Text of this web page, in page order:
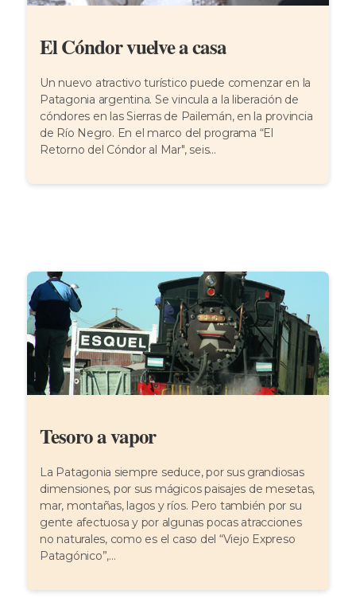
El Cóndor vuelve a casa
Un nuevo atractivo turístico puede comenzar en la
Patagonia argentina. Se vincula a la liberación de
cóndores en las Sierras de Pailemán, en la provincia
de Río Negro. En el marco del programa “El
Retorno del Cóndor al Mar", seis...
Tesoro a vapor
La Patagonia siempre seduce, por sus grandiosas
dimensiones, por sus mágicos paisajes de mesetas,
mar, montañas, lagos y ríos. Pero también por su
gente afectuosa y por algunas pocas atracciones
no naturales, como es el caso del “Viejo Expreso
Patagónico”,...